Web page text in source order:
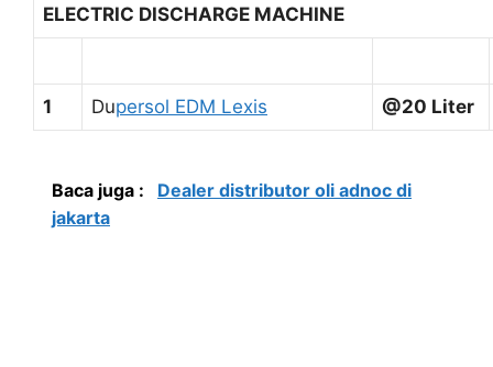
ELECTRIC DISCHARGE MACHINE
1 Dupersol EDM Lexis @20 Liter
Baca juga :
Dealer distributor oli adnoc di
jakarta